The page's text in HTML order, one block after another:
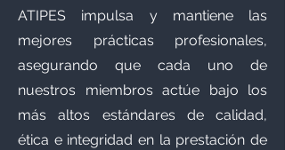
ATIPES impulsa y mantiene las
mejores prácticas profesionales,
asegurando que cada uno de
nuestros miembros actúe bajo los
más altos estándares de calidad,
ética e integridad en la prestación de